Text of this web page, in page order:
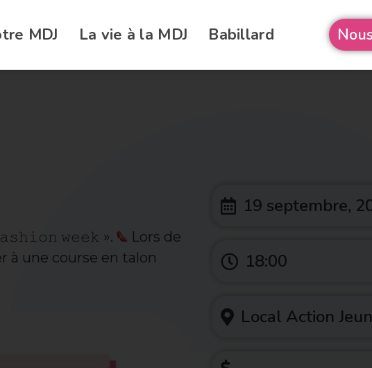
MDJ La vie à la MDJ Babillard
𝚠𝚎𝚎𝚔 ».
Lors de
à une course en talon
19 septembre,
18:00
Local Action